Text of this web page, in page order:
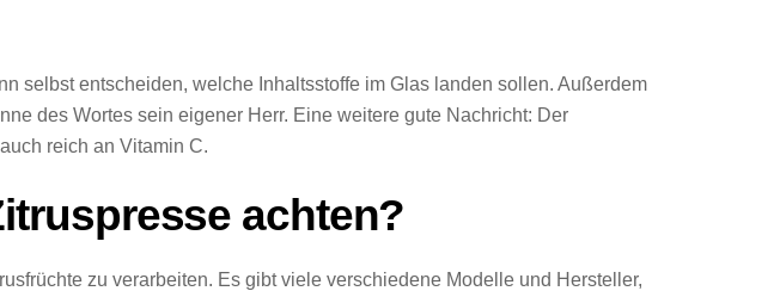
selbst entscheiden, welche Inhaltsstoffe im Glas landen sollen. Außerdem
des Wortes sein eigener Herr. Eine weitere gute Nachricht: Der
reich an Vitamin C.
achten?
zu verarbeiten. Es gibt viele verschiedene Modelle und Hersteller,